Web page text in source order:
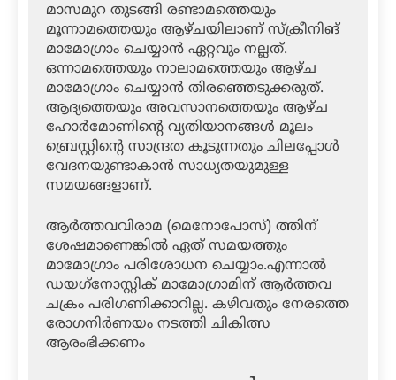
മാസമുറ തുടങ്ങി രണ്ടാമത്തെയും
മൂന്നാമത്തെയും ആഴ്ചയിലാണ് സ്‌ക്രീനിങ്
മാമോഗ്രാം ചെയ്യാന്‍ ഏറ്റവും നല്ലത്.
ഒന്നാമത്തെയും നാലാമത്തെയും ആഴ്ച
മാമോഗ്രാം ചെയ്യാന്‍ തിരഞ്ഞെടുക്കരുത്.
ആദ്യത്തെയും അവസാനത്തെയും ആഴ്ച
ഹോര്‍മോണിന്റെ വ്യതിയാനങ്ങള്‍ മൂലം
ബ്രെസ്റ്റിന്റെ സാന്ദ്രത കൂടുന്നതും ചിലപ്പോള്‍
വേദനയുണ്ടാകാന്‍ സാധ്യതയുമുള്ള
സമയങ്ങളാണ്.
ആര്‍ത്തവവിരാമ (മെനോപോസ്) ത്തിന്
ശേഷമാണെങ്കില്‍ ഏത് സമയത്തും
മാമോഗ്രാം പരിശോധന ചെയ്യാം.എന്നാല്‍
ഡയഗ്‌നോസ്റ്റിക് മാമോഗ്രാമിന് ആര്‍ത്തവ
ചക്രം പരിഗണിക്കാറില്ല. കഴിവതും നേരത്തെ
രോഗനിര്‍ണയം നടത്തി ചികിത്സ
ആരംഭിക്കണം